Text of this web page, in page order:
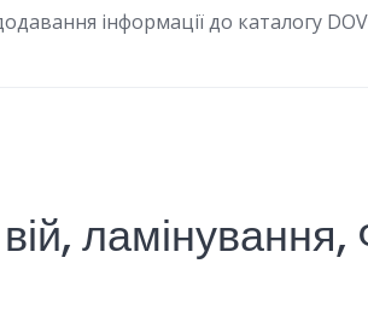
інформації до каталогу